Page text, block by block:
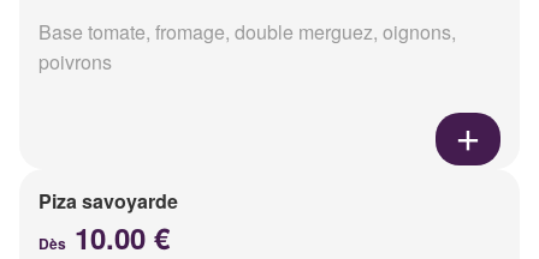
Base tomate, fromage, double merguez, oignons,
poivrons
Piza savoyarde
Dès 10.00 €